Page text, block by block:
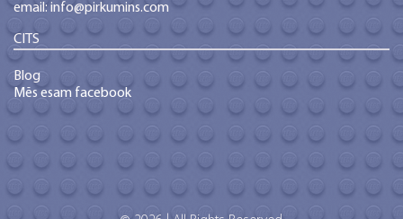
email: info@pirkumins.com
CITS
Blog
Mēs esam facebook